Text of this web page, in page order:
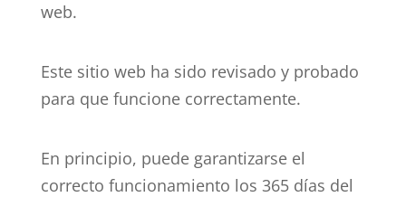
web.
Este sitio web ha sido revisado y probado
para que funcione correctamente.
En principio, puede garantizarse el
correcto funcionamiento los 365 días del